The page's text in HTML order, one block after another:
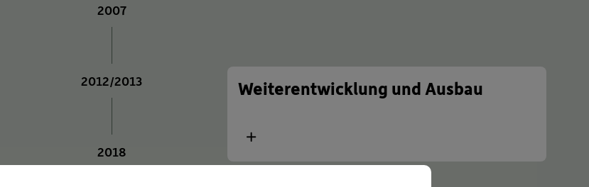
2007
2012/2013 Weiterentwicklung und Ausbau
Mehr
2018